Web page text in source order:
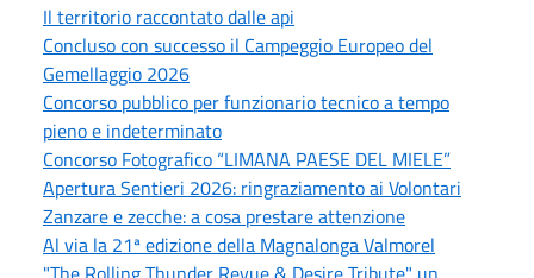
Il territorio raccontato dalle api
Concluso con successo il Campeggio Europeo del
Gemellaggio 2026
Concorso pubblico per funzionario tecnico a tempo
pieno e indeterminato
Concorso Fotografico “LIMANA PAESE DEL MIELE”
Apertura Sentieri 2026: ringraziamento ai Volontari
Zanzare e zecche: a cosa prestare attenzione
Al via la 21ª edizione della Magnalonga Valmorel